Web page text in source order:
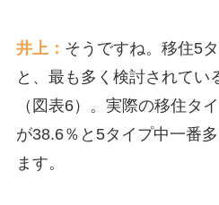
井上： そうですね。移住5
と、最も多く検討されてい
（図表6）。実際の移住タ
が38.6％と5タイプ中一番
ます。